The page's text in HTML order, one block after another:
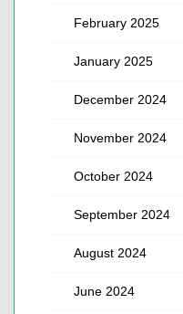
February 2025
January 2025
December 2024
November 2024
October 2024
September 2024
August 2024
June 2024